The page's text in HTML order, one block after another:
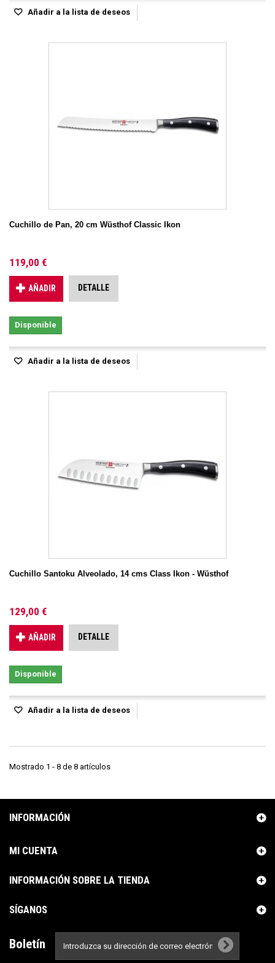
Añadir a la lista de deseos
Cuchillo de Pan, 20 cm Wüsthof Classic Ikon
119,00 €
AÑADIR DETALLE
Disponible
Añadir a la lista de deseos
Cuchillo Santoku Alveolado, 14 cms Class Ikon - Wüsthof
129,00 €
AÑADIR DETALLE
Disponible
Añadir a la lista de deseos
Mostrado 1 - 8 de 8 artículos
INFORMACIÓN
MI CUENTA
INFORMACIÓN SOBRE LA TIENDA
SÍGANOS
Boletín